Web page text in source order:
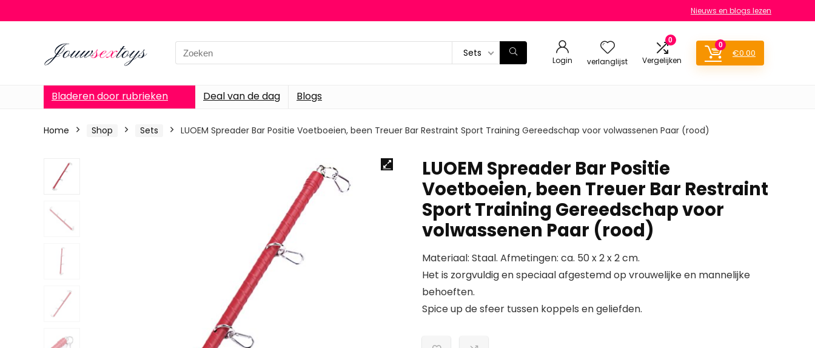
Nieuws en blogs lezen
Search
for:
Sets
Login verlanglijst
0
Vergelijken
0
€0.00
Bladeren door rubrieken Deal van de dag Blogs
Home Shop Sets LUOEM Spreader Bar Positie Voetboeien, been Treuer Bar Restraint Sport Training Gereedschap voor volwassenen Paar (rood)
LUOEM Spreader Bar Positie
Voetboeien, been Treuer Bar Restraint
Sport Training Gereedschap voor
volwassenen Paar (rood)
Materiaal: Staal. Afmetingen: ca. 50 x 2 x 2 cm.
Het is zorgvuldig en speciaal afgestemd op vrouwelijke en mannelijke
behoeften.
Spice up de sfeer tussen koppels en geliefden.